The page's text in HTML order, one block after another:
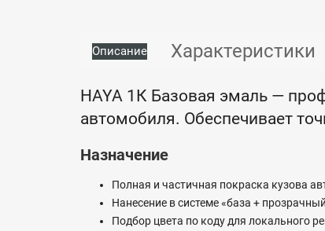
Описание Характеристики
HAYA 1К Базовая эмаль —
автомобиля. Обеспечивает
Назначение
Полная и частичная покраска кузова
Нанесение в системе «база +
Подбор цвета по коду для локального